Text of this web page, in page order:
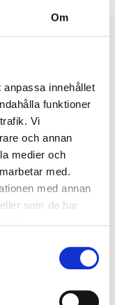
Om
innehållet
funktioner
Vi
och annan
medier och
med.
med annan
som de har
6 st/frp
kit 25 mm 5